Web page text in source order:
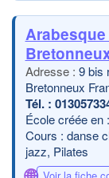
9 bis
Bretonneux
École créée en
Cours : danse
jazz, Pilates